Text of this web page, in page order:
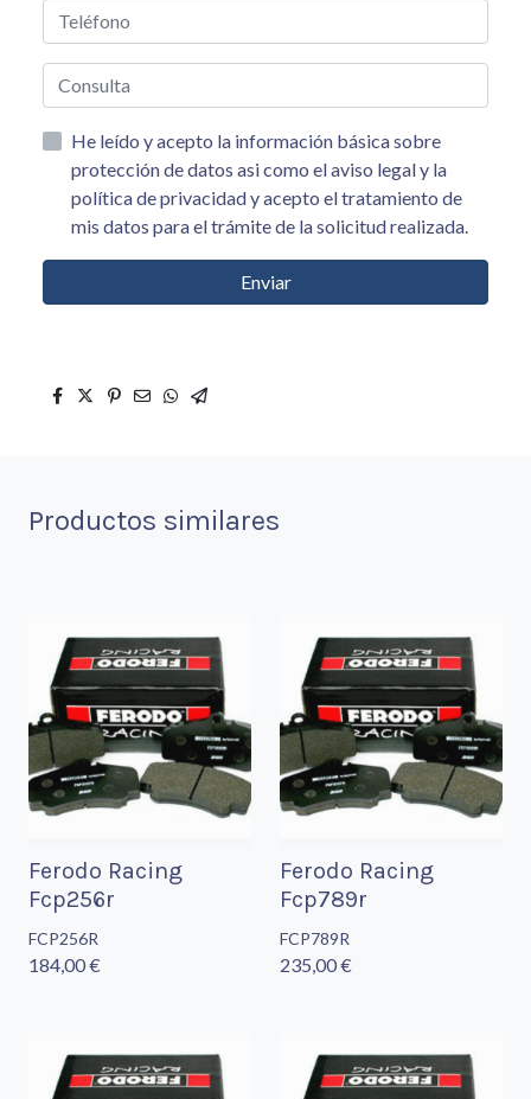
He leído y acepto la información básica sobre
protección de datos asi como el aviso legal y la
política de privacidad y acepto el tratamiento de
mis datos para el trámite de la solicitud realizada.
Enviar
Productos similares
Ferodo Racing
Fcp256r
FCP256R
184,00 €
Ferodo Racing
Fcp789r
FCP789R
235,00 €